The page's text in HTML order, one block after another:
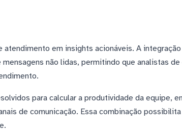
em insights acionáveis. A
não lidas, permitindo que analistas de
para calcular a produtividade da equipe,
de comunicação. Essa combinação